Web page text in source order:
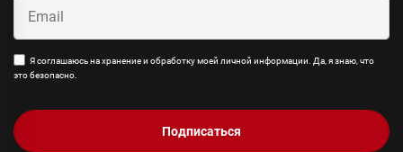
Я соглашаюсь на хранение и обработку моей личной информации. Да, я знаю, что
это безопасно.
Подписаться